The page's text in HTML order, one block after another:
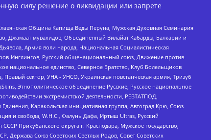
силу решение о ликвидации или запрете
Община Капища Веды Перуна, Мужская Духовная Семинария
Джамаат мувахидов, Объединенный Вилайат Кабарды, Балкарии и
Армия воли народа, Национальная Социалистическая
Инглингов, Русский общенациональный союз, Движение против
национальное единство, Северное Братство, Клуб Болельщиков
сектор, УНА - УНСО, Украинская повстанческая армия, Тризуб
Этнополитическое объединение Русские, Русское национальное
экстремистской деятельности, РЕВТАТПОД,
Каракольская инициативная группа, Автоград Крю, Союз
и свобода, W.H.С., Фалунь Дафа, Иртыш Ultras, Русский
Прикубанского округа г. Краснодара, Мужское государство,
Держава Союз Советских Светлых Родов, Совет Советских